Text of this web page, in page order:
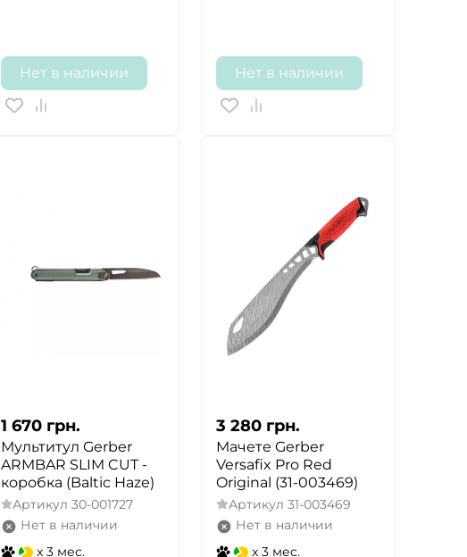
Нет в наличии Нет в наличии
1 670 грн.
Мультитул Gerber
ARMBAR SLIM CUT -
коробка (Baltic Haze)
Артикул 30-001727
Нет в наличии
x 3 мес.
3 280 грн.
Мачете Gerber
Versafix Pro Red
Original (31-003469)
Артикул 31-003469
Нет в наличии
x 3 мес.